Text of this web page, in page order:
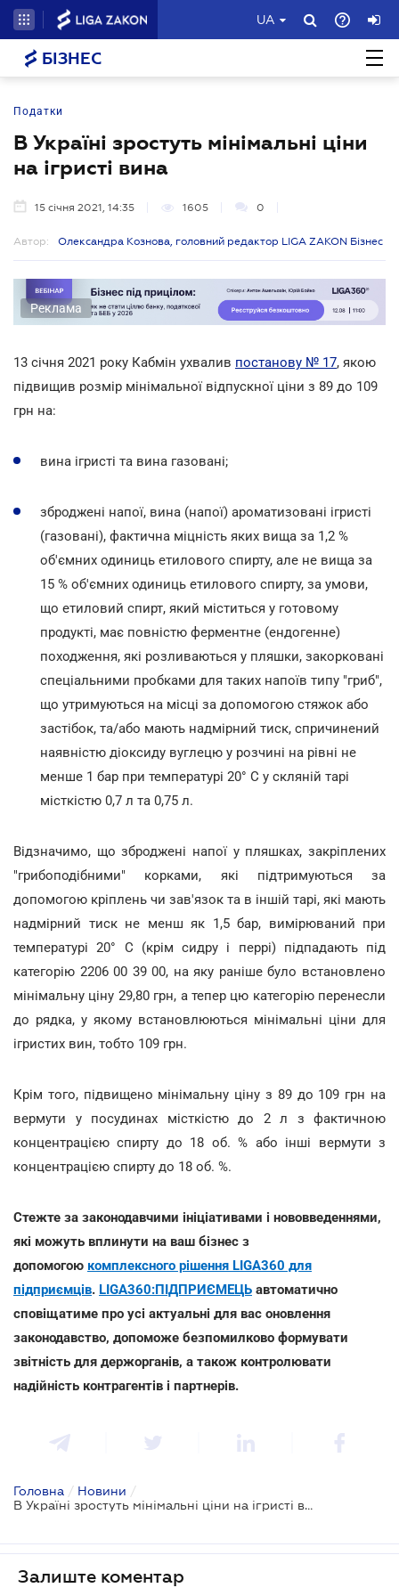
UA
БІЗНЕС
Податки
В Україні зростуть мінімальні ціни
на ігристі вина
15 січня 2021, 14:35 1605 0
Автор: Олександра Кознова, головний редактор LIGA ZAKON Бізнес
Реклама
13 січня 2021 року Кабмін ухвалив постанову № 17, якою
підвищив розмір мінімальної відпускної ціни з 89 до 109
грн на:
вина ігристі та вина газовані;
зброджені напої, вина (напої) ароматизовані ігристі
(газовані), фактична міцність яких вища за 1,2 %
об'ємних одиниць етилового спирту, але не вища за
15 % об'ємних одиниць етилового спирту, за умови,
що етиловий спирт, який міститься у готовому
продукті, має повністю ферментне (ендогенне)
походження, які розливаються у пляшки, закорковані
спеціальними пробками для таких напоїв типу "гриб",
що утримуються на місці за допомогою стяжок або
застібок, та/або мають надмірний тиск, спричинений
наявністю діоксиду вуглецю у розчині на рівні не
менше 1 бар при температурі 20° C у скляній тарі
місткістю 0,7 л та 0,75 л.
Відзначимо, що зброджені напої у пляшках, закріплених
"грибоподібними" корками, які підтримуються за
допомогою кріплень чи зав'язок та в іншій тарі, які мають
надмірний тиск не менш як 1,5 бар, вимірюваний при
температурі 20° C (крім сидру і перрі) підпадають під
категорію 2206 00 39 00, на яку раніше було встановлено
мінімальну ціну 29,80 грн, а тепер цю категорію перенесли
до рядка, у якому встановлюються мінімальні ціни для
ігристих вин, тобто 109 грн.
Крім того, підвищено мінімальну ціну з 89 до 109 грн на
вермути у посудинах місткістю до 2 л з фактичною
концентрацією спирту до 18 об. % або інші вермути з
концентрацією спирту до 18 об. %.
Стежте за законодавчими ініціативами і нововведеннями,
які можуть вплинути на ваш бізнес з
допомогою комплексного рішення LIGA360 для
підприємців. LIGA360:ПІДПРИЄМЕЦЬ автоматично
сповіщатиме про усі актуальні для вас оновлення
законодавство, допоможе безпомилково формувати
звітність для держорганів, а також контролювати
надійність контрагентів і партнерів.
Головна / Новини /
В Україні зростуть мінімальні ціни на ігристі вина
Залиште коментар